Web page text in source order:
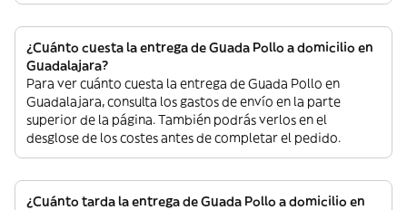
¿Cuánto cuesta la entrega de Guada Pollo a domicilio en
Guadalajara?
Para ver cuánto cuesta la entrega de Guada Pollo en
Guadalajara, consulta los gastos de envío en la parte
superior de la página. También podrás verlos en el
desglose de los costes antes de completar el pedido.
¿Cuánto tarda la entrega de Guada Pollo a domicilio en